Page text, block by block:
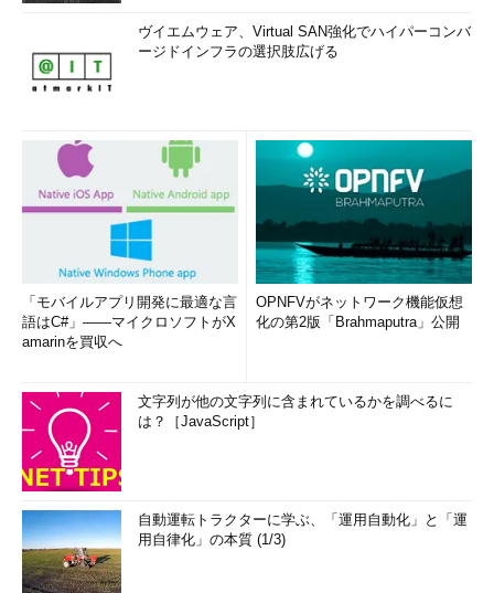
ヴイエムウェア、Virtual SAN強化でハイパーコンバ
ージドインフラの選択肢広げる
「モバイルアプリ開発に最適な言
語はC#」――マイクロソフトがX
amarinを買収へ
OPNFVがネットワーク機能仮想
化の第2版「Brahmaputra」公開
文字列が他の文字列に含まれているかを調べるに
は？［JavaScript］
自動運転トラクターに学ぶ、「運用自動化」と「運
用自律化」の本質 (1/3)